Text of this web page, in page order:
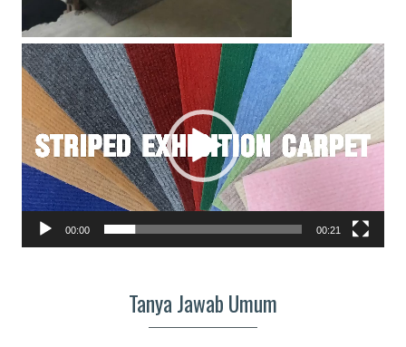
Pemutar
Video
00:00 00:21
Tanya Jawab Umum